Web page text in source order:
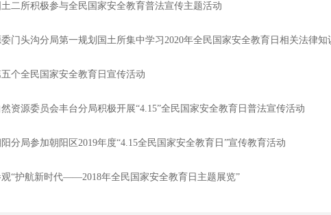
二所积极参与全民国家安全教育普法宣传主题活动
门头沟分局第一规划国土所集中学习2020年全民国家安全教育日相关法律知
个全民国家安全教育日宣传活动
资源委员会丰台分局积极开展“4.15”全民国家安全教育日普法宣传活动
分局参加朝阳区2019年度“4.15全民国家安全教育日”宣传教育活动
“护航新时代——2018年全民国家安全教育日主题展览”